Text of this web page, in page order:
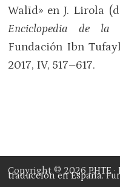
Walīd» en J. Lirola
Enciclopedia de la
Fundación Ibn
2017, IV, 517–617.
Copyright © 2026PHTE
traducción en España.